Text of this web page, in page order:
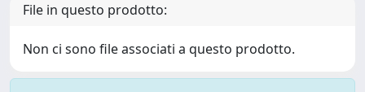
File in questo prodotto:
Non ci sono file associati a questo prodotto.